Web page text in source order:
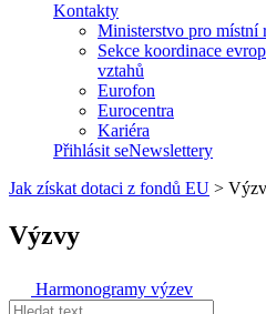
Kontakty
Ministerstvo pro místní
Sekce koordinace
vztahů
Eurofon
Eurocentra
Kariéra
Přihlásit seNewslettery
Jak získat dotaci z fondů EU >
Výzvy
Harmonogramy výzev